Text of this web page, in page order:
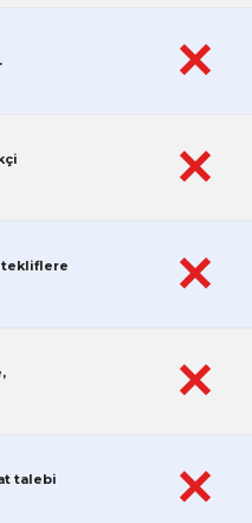
✕
✕
tekliflere ✕
✕
talebi ✕